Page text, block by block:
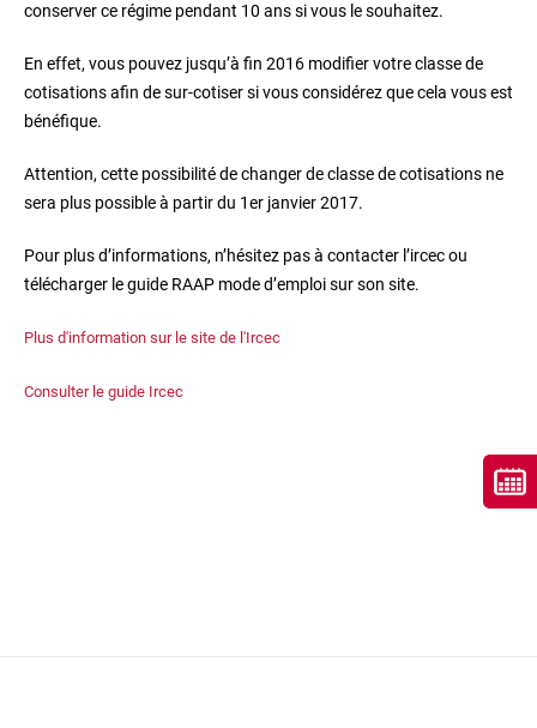
conserver ce régime pendant 10 ans si vous le souhaitez.
En effet, vous pouvez jusqu’à fin 2016 modifier votre classe de
cotisations afin de sur-cotiser si vous considérez que cela vous est
bénéfique.
Attention, cette possibilité de changer de classe de cotisations ne
sera plus possible à partir du 1er janvier 2017.
Pour plus d’informations, n’hésitez pas à contacter l’ircec ou
télécharger le guide RAAP mode d’emploi sur son site.
Plus d'information sur le site de l'Ircec
Consulter le guide Ircec